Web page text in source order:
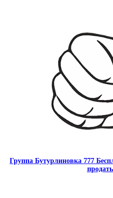
Группа Бутурлиновка 777